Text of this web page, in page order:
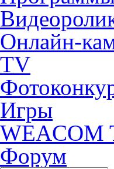
Онлайн-
TV
Игры
WEACOM
Форум